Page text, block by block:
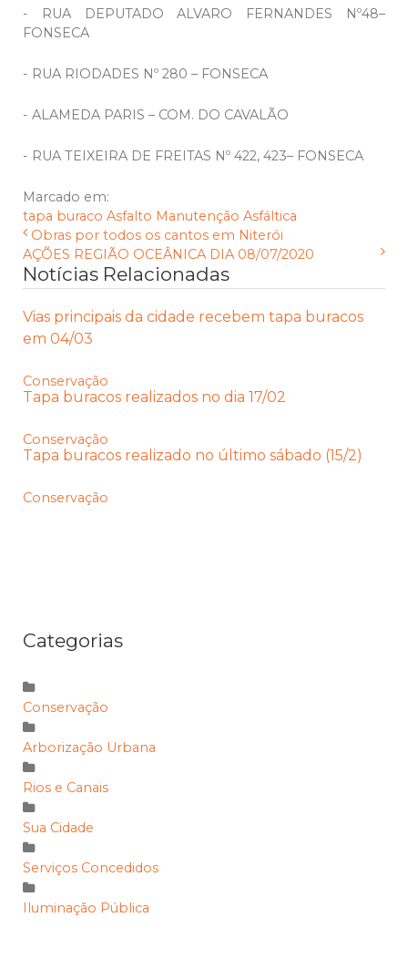
- RUA DEPUTADO ALVARO FERNANDES Nº48–
FONSECA
- RUA RIODADES Nº 280 – FONSECA
- ALAMEDA PARIS – COM. DO CAVALÃO
- RUA TEIXEIRA DE FREITAS Nº 422, 423– FONSECA
Marcado em:
tapa buraco Asfalto Manutenção Asfáltica
Obras por todos os cantos em Niterói
AÇÕES REGIÃO OCEÂNICA DIA 08/07/2020
Notícias Relacionadas
Vias principais da cidade recebem tapa buracos
em 04/03
Conservação
Tapa buracos realizados no dia 17/02
Conservação
Tapa buracos realizado no último sábado (15/2)
Conservação
Categorias
Conservação
Arborização Urbana
Rios e Canais
Sua Cidade
Serviços Concedidos
Iluminação Pública